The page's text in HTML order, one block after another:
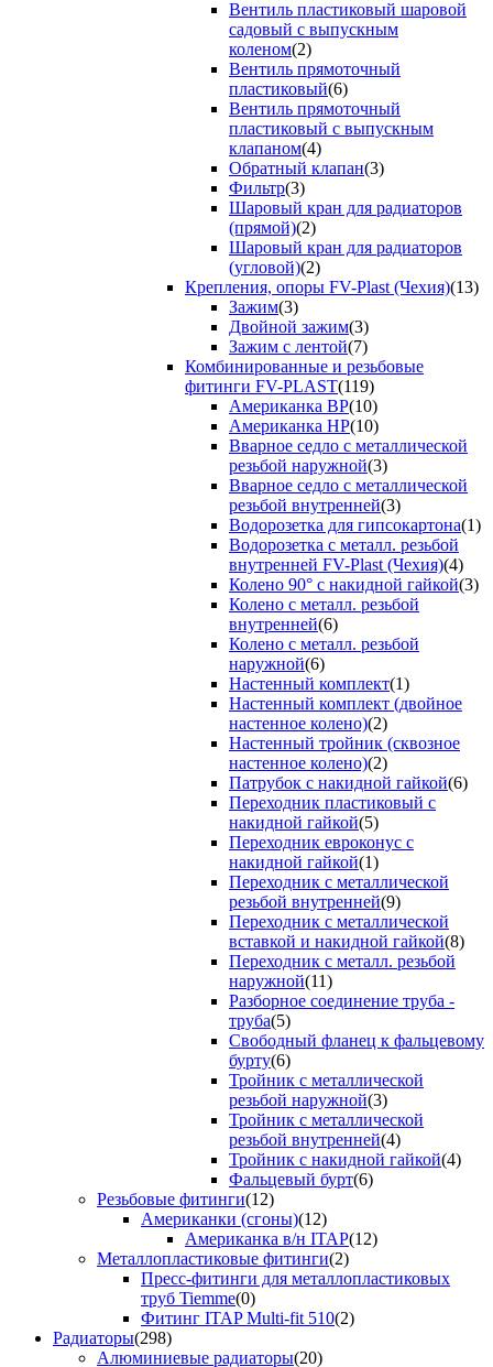
Вентиль пластиковый шаровой
садовый с выпускным
коленом(2)
Вентиль прямоточный
пластиковый(6)
Вентиль прямоточный
пластиковый с выпускным
клапаном(4)
Обратный клапан(3)
Фильтр(3)
Шаровый кран для радиаторов
(прямой)(2)
Шаровый кран для радиаторов
(угловой)(2)
Крепления, опоры FV-Plast (Чехия)(13)
Зажим(3)
Двойной зажим(3)
Зажим с лентой(7)
Комбинированные и резьбовые
фитинги FV-PLAST(119)
Американка ВР(10)
Американка НР(10)
Вварное седло с металлической
резьбой наружной(3)
Вварное седло с металлической
резьбой внутренней(3)
Водорозетка для гипсокартона(1)
Водорозетка с металл. резьбой
внутренней FV-Plast (Чехия)(4)
Колено 90° с накидной гайкой(3)
Колено с металл. резьбой
внутренней(6)
Колено с металл. резьбой
наружной(6)
Настенный комплект(1)
Настенный комплект (двойное
настенное колено)(2)
Настенный тройник (сквозное
настенное колено)(2)
Патрубок с накидной гайкой(6)
Переходник пластиковый с
накидной гайкой(5)
Переходник евроконус с
накидной гайкой(1)
Переходник с металлической
резьбой внутренней(9)
Переходник с металлической
вставкой и накидной гайкой(8)
Переходник с металл. резьбой
наружной(11)
Разборное соединение труба -
труба(5)
Свободный фланец к фальцевому
бурту(6)
Тройник с металлической
резьбой наружной(3)
Тройник с металлической
резьбой внутренней(4)
Тройник с накидной гайкой(4)
Фальцевый бурт(6)
Резьбовые фитинги(12)
Американки (сгоны)(12)
Американка в/н ITAP(12)
Металлопластиковые фитинги(2)
Пресс-фитинги для металлопластиковых
труб Tiemme(0)
Фитинг ITAP Multi-fit 510(2)
Радиаторы(298)
Алюминиевые радиаторы(20)